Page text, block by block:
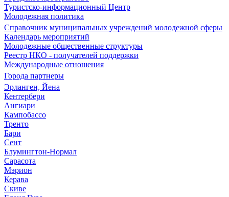
Туристско-информационный Центр
Молодежная политика
Справочник муниципальных учреждений молодежной сферы
Календарь мероприятий
Молодежные общественные структуры
Реестр НКО - получателей поддержки
Международные отношения
Города партнеры
Эрланген, Йена
Кентербери
Ангиари
Кампобассо
Тренто
Бари
Сент
Блумингтон-Нормал
Сарасота
Мэрион
Керава
Скиве